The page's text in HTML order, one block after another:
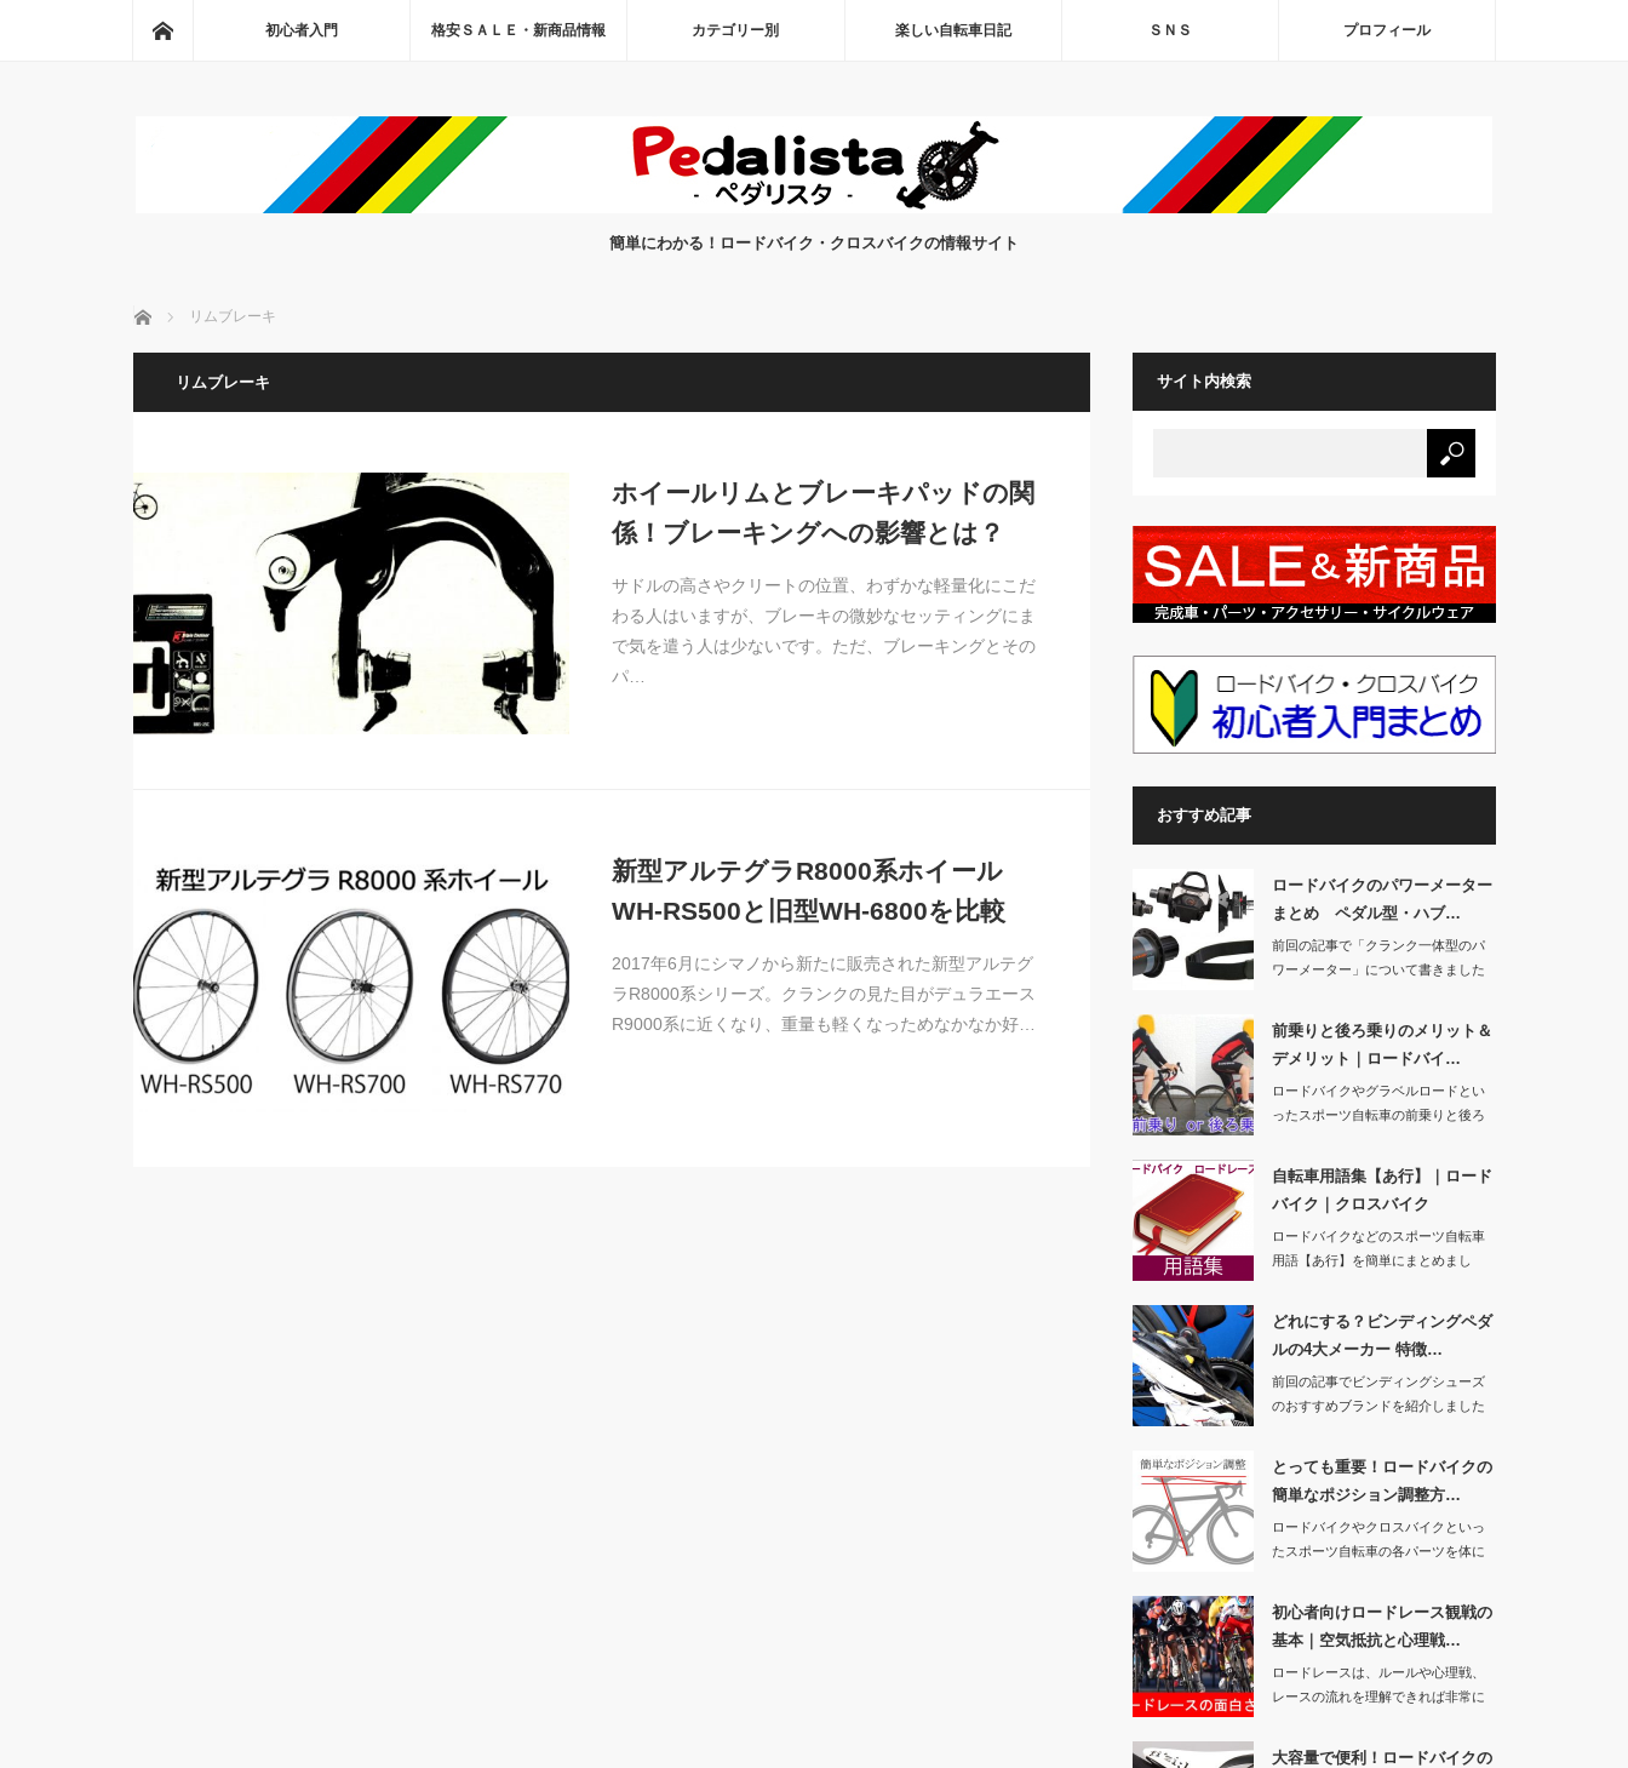
初心者入門 格安ＳＡＬＥ・新商品情報 カテゴリー別 楽しい自転車日記 ＳＮＳ プロフィール
簡単にわかる！ロードバイク・クロスバイクの情報サイト
ホーム リムブレーキ
リムブレーキ
ホイールリムとブレーキパッドの関
係！ブレーキングへの影響とは？
サドルの高さやクリートの位置、わずかな軽量化にこだ
わる人はいますが、ブレーキの微妙なセッティングにま
で気を遣う人は少ないです。ただ、ブレーキングとその
パ…
新型アルテグラR8000系ホイール
WH-RS500と旧型WH-6800を比較
2017年6月にシマノから新たに販売された新型アルテグ
ラR8000系シリーズ。クランクの見た目がデュラエース
R9000系に近くなり、重量も軽くなっためなかなか好…
サイト内検索
おすすめ記事
ロードバイクのパワーメーター
まとめ ペダル型・ハブ…
前回の記事で「クランク一体型のパ
ワーメーター」について書きました
前乗りと後ろ乗りのメリット＆
デメリット｜ロードバイ…
ロードバイクやグラベルロードとい
ったスポーツ自転車の前乗りと後ろ
自転車用語集【あ行】｜ロード
バイク｜クロスバイク
ロードバイクなどのスポーツ自転車
用語【あ行】を簡単にまとめまし
どれにする？ビンディングペダ
ルの4大メーカー 特徴…
前回の記事でビンディングシューズ
のおすすめブランドを紹介しました
とっても重要！ロードバイクの
簡単なポジション調整方…
ロードバイクやクロスバイクといっ
たスポーツ自転車の各パーツを体に
初心者向けロードレース観戦の
基本｜空気抵抗と心理戦…
ロードレースは、ルールや心理戦、
レースの流れを理解できれば非常に
大容量で便利！ロードバイクの